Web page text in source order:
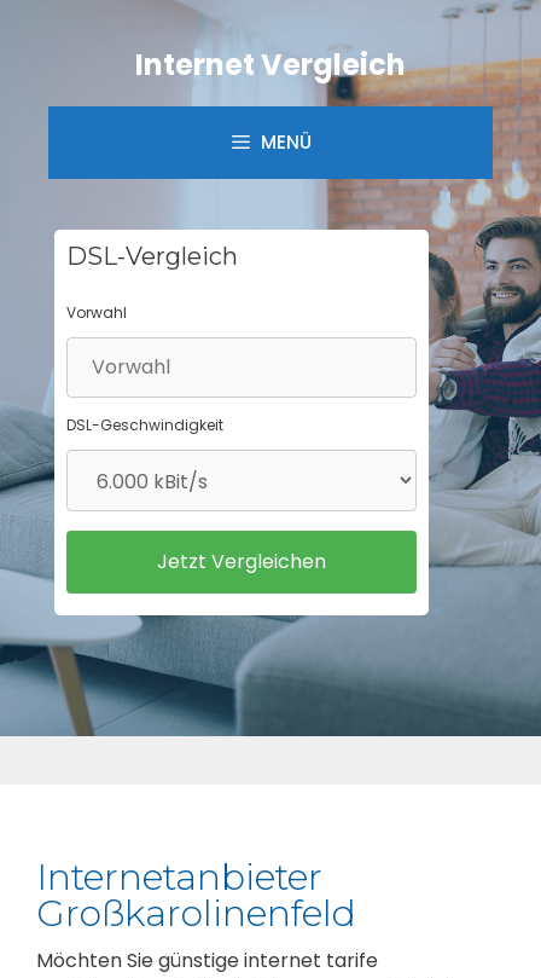
Internet Vergleich
MENÜ
DSL-Vergleich
Vorwahl
DSL-Geschwindigkeit
Internetanbieter
Großkarolinenfeld
Möchten Sie günstige internet tarife